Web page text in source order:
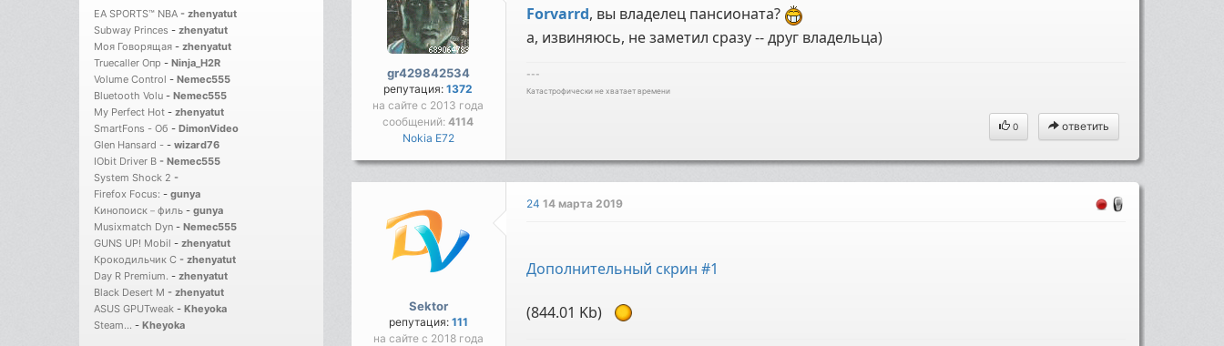
EA SPORTS™ NBA - zhenyatut
Subway Princes - zhenyatut
Моя Говорящая - zhenyatut
Truecaller Опр - Ninja_H2R
Volume Control - Nemec555
Bluetooth Volu - Nemec555
My Perfect Hot - zhenyatut
SmartFons - Об - DimonVideo
Glen Hansard - - wizard76
IObit Driver B - Nemec555
System Shock 2 -
Firefox Focus: - gunya
Кинопоиск－филь - gunya
Musixmatch Dyn - Nemec555
GUNS UP! Mobil - zhenyatut
Крокодильчик С - zhenyatut
Day R Premium. - zhenyatut
Black Desert M - zhenyatut
ASUS GPUTweak - Kheyoka
Steam... - Kheyoka
gr429842534
репутация:1372
на сайте с 2013 года
сообщений:4114
Nokia E72
Forvarrd, вы владелец пансионата?
а, извиняюсь, не заметил сразу -- друг владельца)
---
Катастрофически не хватает времени
0 ответить
Sektor
репутация: 111
на сайте с 2018 года
2414 марта 2019
Дополнительный скрин #1
(844.01 Kb)